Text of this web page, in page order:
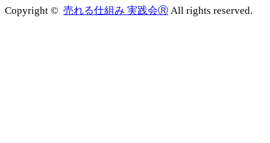
Copyright © 売れる仕組み 実践会Ⓡ All rights reserved.